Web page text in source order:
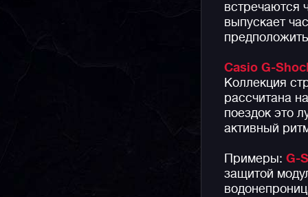
встречаются
выпускает
Casio G-
Коллекция
рассчитана
поездок это
активный
Примеры: G-
защитой